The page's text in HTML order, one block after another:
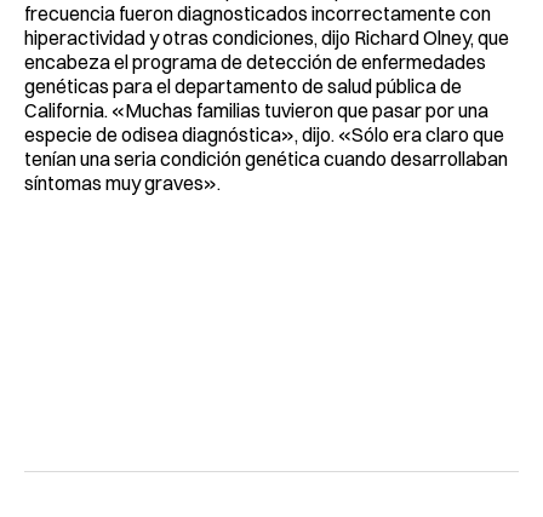
frecuencia fueron diagnosticados incorrectamente con
hiperactividad y otras condiciones, dijo Richard Olney, que
encabeza el programa de detección de enfermedades
genéticas para el departamento de salud pública de
California. «Muchas familias tuvieron que pasar por una
especie de odisea diagnóstica», dijo. «Sólo era claro que
tenían una seria condición genética cuando desarrollaban
síntomas muy graves».